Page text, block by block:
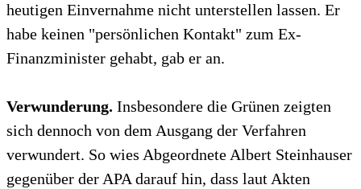
heutigen Einvernahme nicht unterstellen lassen. Er
habe keinen "persönlichen Kontakt" zum Ex-
Finanzminister gehabt, gab er an.
Verwunderung. Insbesondere die Grünen zeigten
sich dennoch von dem Ausgang der Verfahren
verwundert. So wies Abgeordnete Albert Steinhauser
gegenüber der APA darauf hin, dass laut Akten